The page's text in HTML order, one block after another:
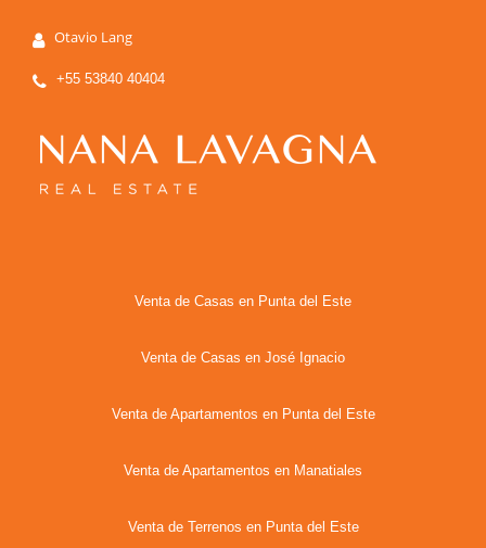
Otavio Lang
+55 53840 40404
Venta de Casas en Punta del Este
Venta de Casas en José Ignacio
Venta de Apartamentos en Punta del Este
Venta de Apartamentos en Manatiales
Venta de Terrenos en Punta del Este